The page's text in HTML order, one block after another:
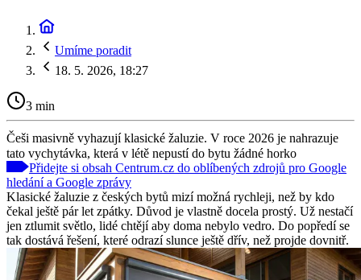
Umíme poradit
18. 5. 2026, 18:27
3 min
Češi masivně vyhazují klasické žaluzie. V roce 2026 je nahrazuje
tato vychytávka, která v létě nepustí do bytu žádné horko
Přidejte si obsah Centrum.cz do oblíbených zdrojů pro Google
hledání a Google zprávy
Klasické žaluzie z českých bytů mizí možná rychleji, než by kdo
čekal ještě pár let zpátky. Důvod je vlastně docela prostý. Už nestačí
jen ztlumit světlo, lidé chtějí aby doma nebylo vedro. Do popředí se
tak dostává řešení, které odrazí slunce ještě dřív, než projde dovnitř.